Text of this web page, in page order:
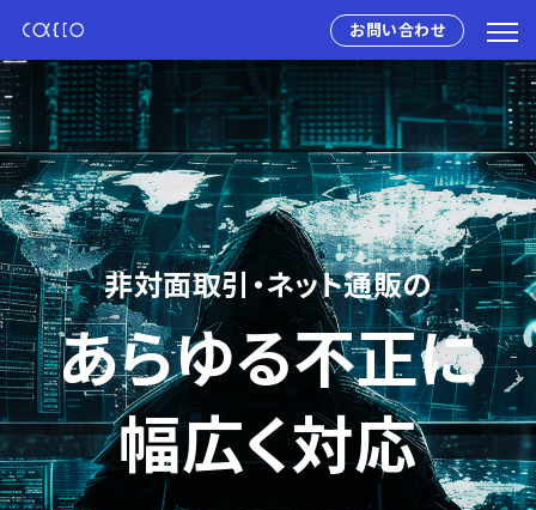
お問い合わせ
非対面取引・ネット通販の
あらゆる不正に
幅広く対応